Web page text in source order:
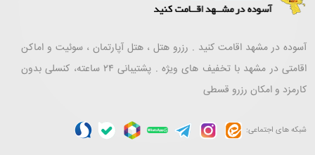
آسوده در مشهد اقامت کنید . رزرو هتل ، هتل آپارتمان ، سوئیت و اماکن
اقامتی در مشهد با تخفیف های ویژه . پشتیبانی ۲۴ ساعته، کنسلی بدون
کارمزد و امکان رزرو قسطی
شبکه های اجتماعی: